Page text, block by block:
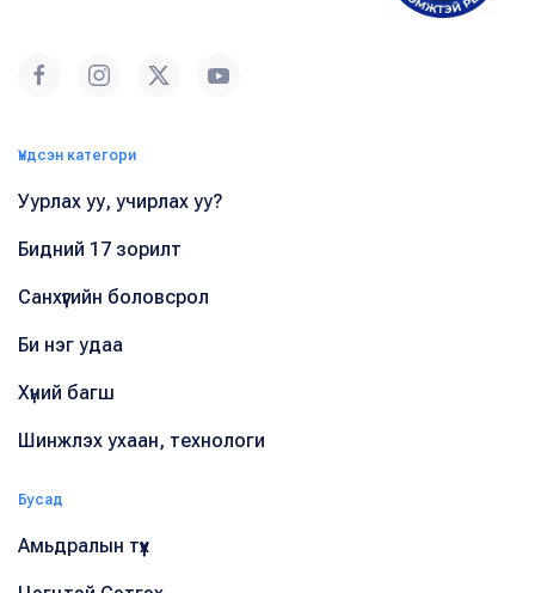
Үндсэн категори
Уурлах уу, учирлах уу?
Бидний 17 зорилт
Санхүүгийн боловсрол
Би нэг удаа
Хүний багш
Шинжлэх ухаан, технологи
Бусад
Амьдралын түүх